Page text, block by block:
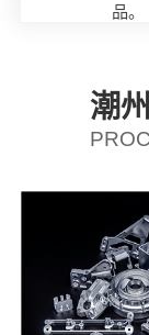
品。
潮